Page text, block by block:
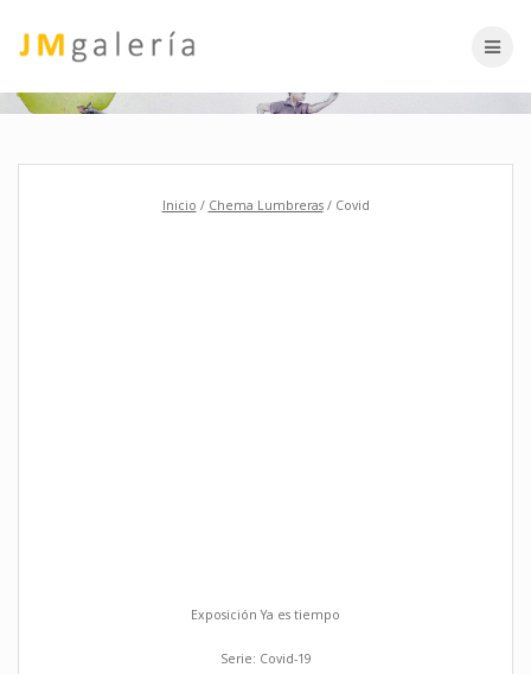
Inicio / Chema Lumbreras/ Covid
Exposición Ya es tiempo
Serie: Covid-19